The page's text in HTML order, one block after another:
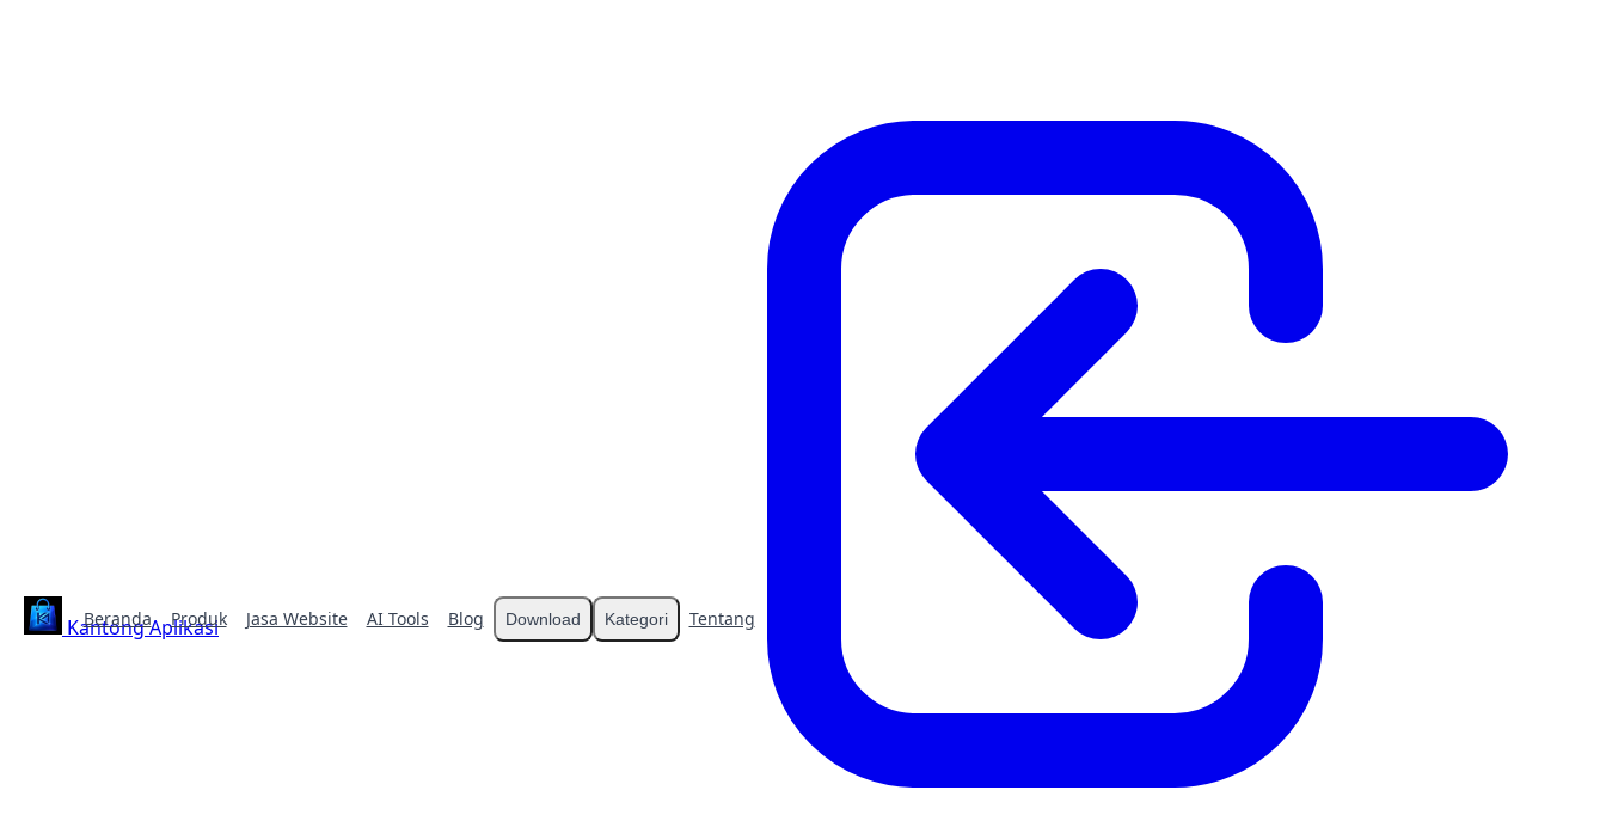
Kantong Aplikasi
Beranda Produk Jasa Website AI Tools Blog Download Kategori Tentang